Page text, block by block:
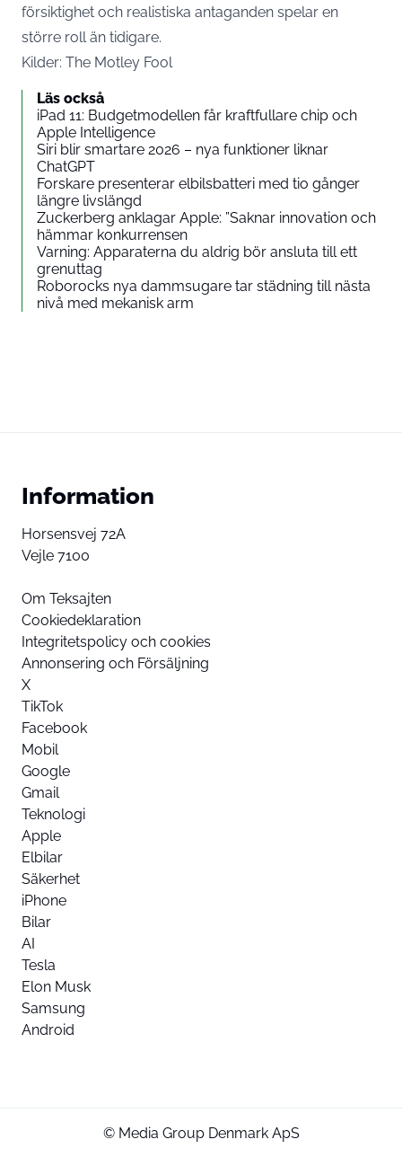
försiktighet och realistiska antaganden spelar en
större roll än tidigare.
Kilder: The Motley Fool
Läs också
iPad 11: Budgetmodellen får kraftfullare chip och
Apple Intelligence
Siri blir smartare 2026 – nya funktioner liknar
ChatGPT
Forskare presenterar elbilsbatteri med tio gånger
längre livslängd
Zuckerberg anklagar Apple: ”Saknar innovation och
hämmar konkurrensen
Varning: Apparaterna du aldrig bör ansluta till ett
grenuttag
Roborocks nya dammsugare tar städning till nästa
nivå med mekanisk arm
Information
Horsensvej 72A
Vejle 7100
Om Teksajten
Cookiedeklaration
Integritetspolicy och cookies
Annonsering och Försäljning
X
TikTok
Facebook
Mobil
Google
Gmail
Teknologi
Apple
Elbilar
Säkerhet
iPhone
Bilar
AI
Tesla
Elon Musk
Samsung
Android
© Media Group Denmark ApS